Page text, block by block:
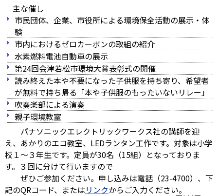
主な催し
市民団体、企業、市役所による環境保全活動の展示・体
験
市内におけるゼロカーボンの取組の紹介
水素燃料電池自動車の展示
第24回会津若松市環境大賞表彰式の開催
読み終えた本や不要になった子供服を持ち寄り、希望者
が無料で持ち帰る「本や子供服のもったいないリレー」
吹奏楽部による演奏
親子環境教室
パナソニックエレクトリックワークス社の講師を迎
え、あかりのエコ教室、LEDランタン工作です。対象は小学
校１～３年生です。定員が30名（15組）となっておりま
す。３回に分けて行いますので
ぜひご参加ください。申し込みは電話（23-4700）、下
記のQRコード、またはリンクからご入力ください。